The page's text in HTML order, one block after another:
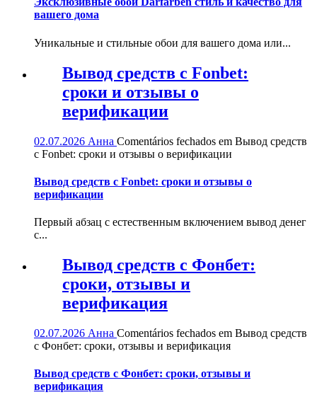
вашего дома
Уникальные и стильные обои для вашего дома или...
Вывод средств с Fonbet:
сроки и отзывы о
верификации
02.07.2026 Анна Comentários fechados em Вывод средств
с Fonbet: сроки и отзывы о верификации
Вывод средств с Fonbet: сроки и отзывы о
верификации
Первый абзац с естественным включением вывод денег
с...
Вывод средств с Фонбет:
сроки, отзывы и
верификация
02.07.2026 Анна Comentários fechados em Вывод средств
с Фонбет: сроки, отзывы и верификация
Вывод средств с Фонбет: сроки, отзывы и
верификация